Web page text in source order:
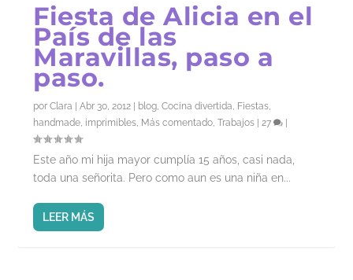
Fiesta de Alicia en el
País de las
Maravillas, paso a
paso.
porClara |Abr 30, 2012 blog,Cocina divertida, Fiestas,
handmade, imprimibles, Más comentado,Trabajos |27
Este año mi hija mayor cumplía 15 años, casi nada,
toda una señorita. Pero como aun es una niña en...
LEER MÁS